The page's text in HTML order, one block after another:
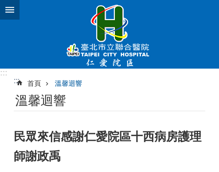
跳到主要內容區塊
:::
:::
首頁 溫馨迴響
溫馨迴響
民眾來信感謝仁愛院區十西病房護理
師謝政禹